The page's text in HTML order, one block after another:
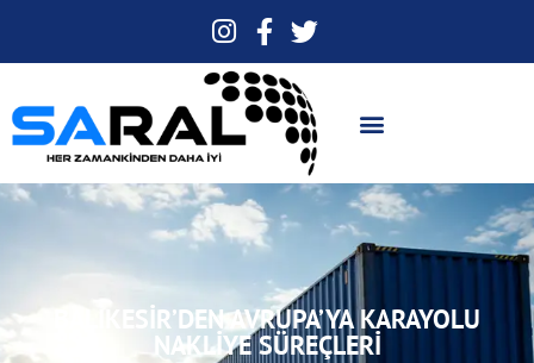
BALIKESIR’DEN AVRUPA’YA KARAYOLU
NAKLIYE SÜREÇLERI